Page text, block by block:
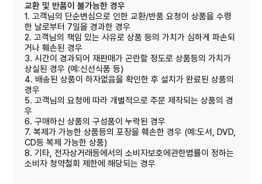
교환 및 반품이 불가능한 경우
1. 고객님의 단순변심으로 인한 교환/반품 요청이 상품을 수령
한 날로부터 7일을 경과한 경우
2. 고객님의 책임 있는 사유로 상품 등의 가치가 심하게 파손되
거나 훼손된 경우
3. 시간이 경과되어 재판매가 곤란할 정도로 상품등의 가치가
상실된 경우 (예:신선식품 등)
4. 배송된 상품이 하자없음을 확인한 후 설치가 완료된 상품의
경우
5. 고객님의 요청에 따라 개별적으로 주문 제작되는 상품의 경
우
6. 구매하신 상품의 구성품이 누락된 경우
7. 복제가 가능한 상품등의 포장을 훼손한 경우 (예:도서, DVD,
CD등 복제 가능한 상품)
8. 기타, 전자상거래등에서의 소비자보호에관한볍률이 정하는
소비자 청약철회 제한에 해당되는 경우